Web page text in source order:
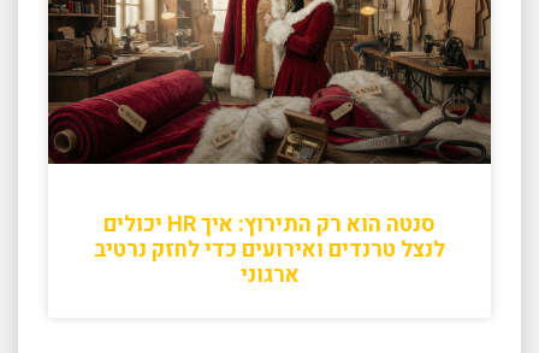
סנטה הוא רק התירוץ: איך HR יכולים
לנצל טרנדים ואירועים כדי לחזק נרטיב
ארגוני